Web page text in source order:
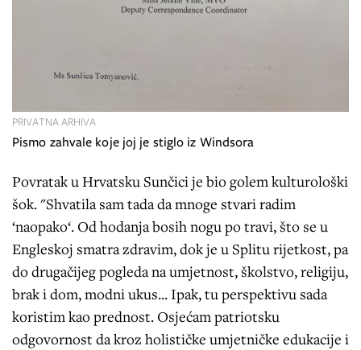
Pismo zahvale koje joj je stiglo iz Windsora
PRIVATNA ARHIVA
Povratak u Hrvatsku Sunčici je bio golem kulturološki
šok. "Shvatila sam tada da mnoge stvari radim
‘naopako‘. Od hodanja bosih nogu po travi, što se u
Engleskoj smatra zdravim, dok je u Splitu rijetkost, pa
do drugačijeg pogleda na umjetnost, školstvo, religiju,
brak i dom, modni ukus... Ipak, tu perspektivu sada
koristim kao prednost. Osjećam patriotsku
odgovornost da kroz holističke umjetničke edukacije i